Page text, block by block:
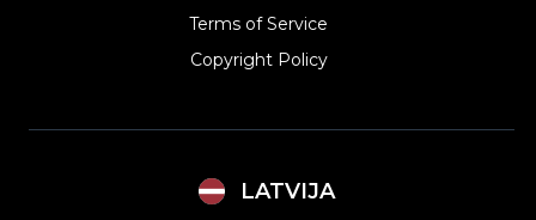
Terms of Service
Copyright Policy‎
LATVIJA